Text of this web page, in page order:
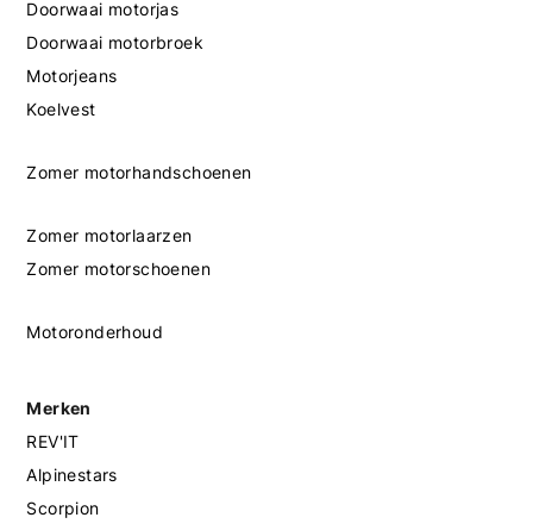
Doorwaai motorjas
Doorwaai motorbroek
Motorjeans
Koelvest
Zomer motorhandschoenen
Zomer motorlaarzen
Zomer motorschoenen
Motoronderhoud
Merken
REV'IT
Alpinestars
Scorpion